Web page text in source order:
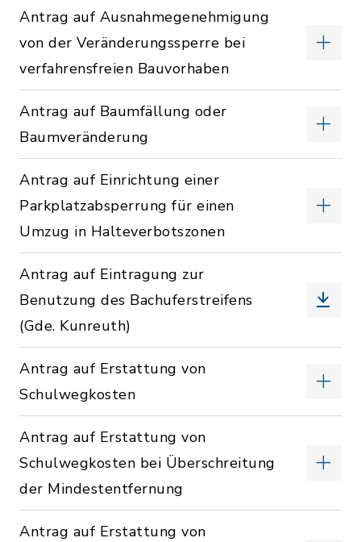
Antrag auf Ausnahmegenehmigung
von der Veränderungssperre bei
verfahrensfreien Bauvorhaben
Antrag auf Baumfällung oder
Baumveränderung
Antrag auf Einrichtung einer
Parkplatzabsperrung für einen
Umzug in Halteverbotszonen
Antrag auf Eintragung zur
Benutzung des Bachuferstreifens
(Gde. Kunreuth)
Antrag auf Erstattung von
Schulwegkosten
Antrag auf Erstattung von
Schulwegkosten bei Überschreitung
der Mindestentfernung
Antrag auf Erstattung von